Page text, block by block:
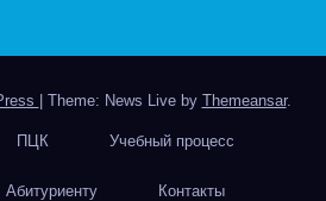
Theme: News Live by Themeansar.
ПЦК Учебный процесс
Абитуриенту Контакты